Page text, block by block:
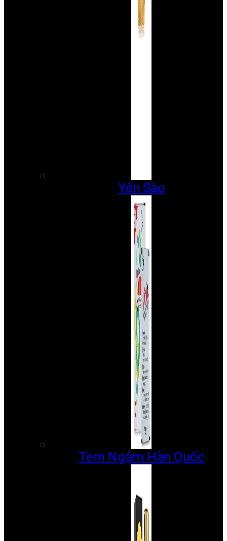
Yến Sào
Tem Ngậm Hàn Quốc